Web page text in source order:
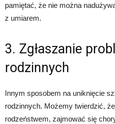
pamiętać, że nie można
z umiarem.
3. Zgłaszanie
rodzinnych
Innym sposobem na uniknięcie
rodzinnych. Możemy twierdzić,
rodzeństwem, zajmować się